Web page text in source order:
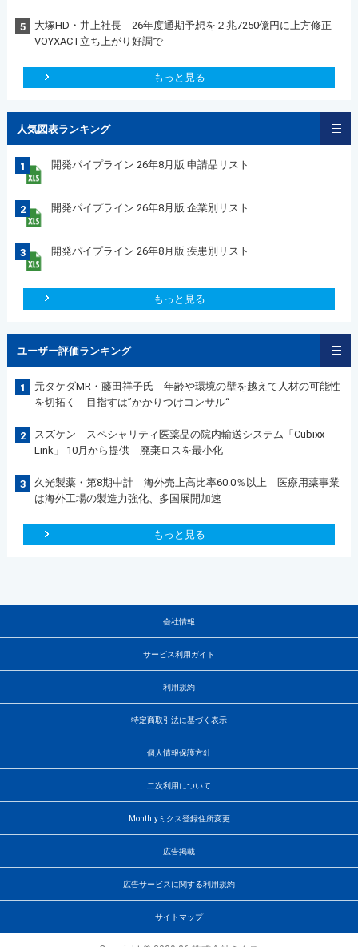
5
大塚HD・井上社長 26年度通期予想を２兆7250億円に上方修正
VOYXACT立ち上がり好調で
もっと見る
人気図表ランキング
1 開発パイプライン 26年8月版 申請品リスト
2 開発パイプライン 26年8月版 企業別リスト
3 開発パイプライン 26年8月版 疾患別リスト
もっと見る
ユーザー評価ランキング
1
元タケダMR・藤田祥子氏 年齢や環境の壁を越えて人材の可能性
を切拓く 目指すは”かかりつけコンサル“
2
スズケン スペシャリティ医薬品の院内輸送システム「Cubixx
Link」 10月から提供 廃棄ロスを最小化
3
久光製薬・第8期中計 海外売上高比率60.0％以上 医療用薬事業
は海外工場の製造力強化、多国展開加速
もっと見る
会社情報
サービス利用ガイド
利用規約
特定商取引法に基づく表示
個人情報保護方針
二次利用について
Monthlyミクス登録住所変更
広告掲載
広告サービスに関する利用規約
サイトマップ